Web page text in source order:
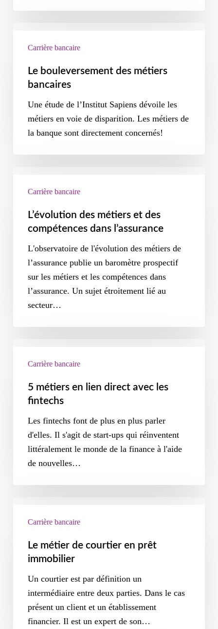
Carrière bancaire
Le bouleversement des métiers
bancaires
Une étude de l’Institut Sapiens dévoile les
métiers en voie de disparition. Les métiers de
la banque sont directement concernés!
Carrière bancaire
L’évolution des métiers et des
compétences dans l’assurance
L'observatoire de l'évolution des métiers de
l’assurance publie un baromètre prospectif
sur les métiers et les compétences dans
l’assurance. Un sujet étroitement lié au
secteur…
Carrière bancaire
5 métiers en lien direct avec les
fintechs
Les fintechs font de plus en plus parler
d'elles. Il s'agit de start-ups qui réinventent
littéralement le monde de la finance à l'aide
de nouvelles…
Carrière bancaire
Le métier de courtier en prêt
immobilier
Un courtier est par définition un
intermédiaire entre deux parties. Dans le cas
présent un client et un établissement
financier. Il est un expert de son…